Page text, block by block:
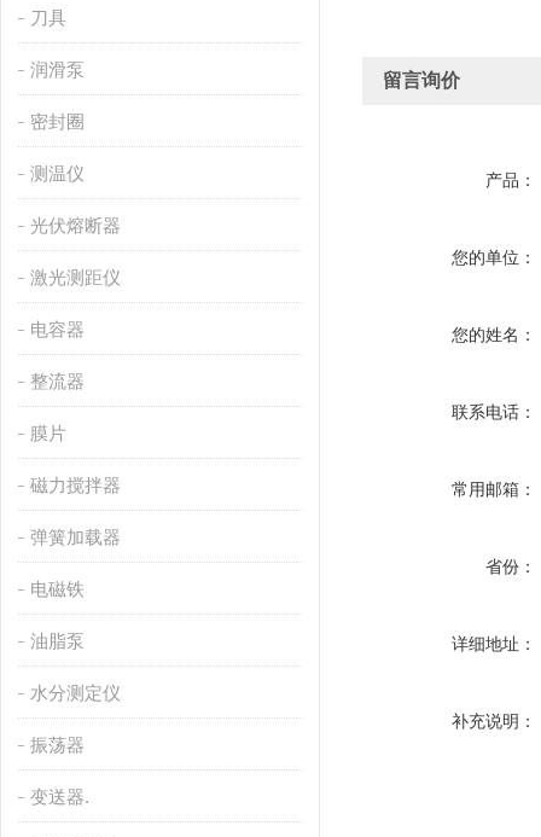
刀具
润滑泵
密封圈
测温仪
光伏熔断器
激光测距仪
电容器
整流器
膜片
磁力搅拌器
弹簧加载器
电磁铁
油脂泵
水分测定仪
振荡器
变送器.
留言询价
产品：
您的单位：
您的姓名：
联系电话：
常用邮箱：
省份：
详细地址：
补充说明：